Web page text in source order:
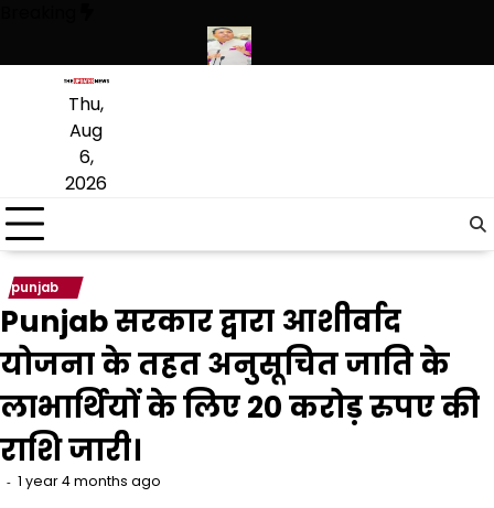
content
Thu,
Aug
6,
2026
punjab
Punjab सरकार द्वारा आशीर्वाद
योजना के तहत अनुसूचित जाति के
लाभार्थियों के लिए 20 करोड़ रुपए की
राशि जारी।
1 year 4 months ago